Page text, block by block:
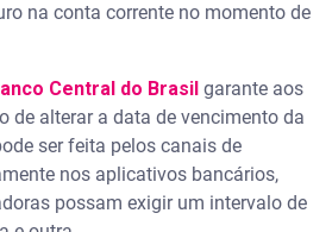
na conta corrente no momento de
Central do Brasil garante aos
de alterar a data de vencimento da
ser feita pelos canais de
nos aplicativos bancários,
possam exigir um intervalo de